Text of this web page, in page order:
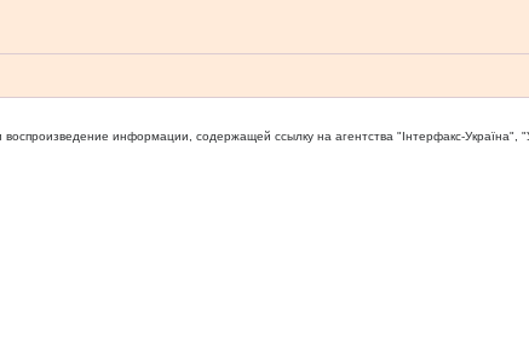
информации, содержащей ссылку на агентства "Iнтерфакс-Україна",